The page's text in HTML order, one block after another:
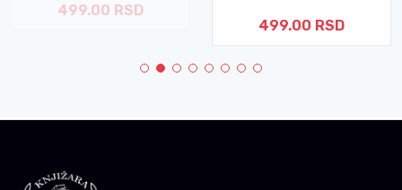
499.00 RSD
499.00 RSD